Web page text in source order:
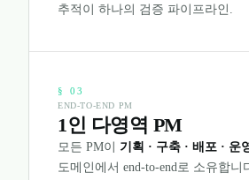
추적이 하나의 검증 파이프라인.
§ 03
END-TO-END PM
1인 다영역 PM
모든 PM이 기획 · 구축 · 배포 · 운
도메인에서 end-to-end로 소유합니